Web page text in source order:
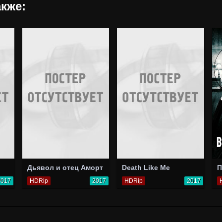
Дьявол и отец Аморт
HDRip 2017
Death Like Me
HDRip 2017